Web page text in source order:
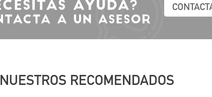
NUESTROS RECOMENDADOS